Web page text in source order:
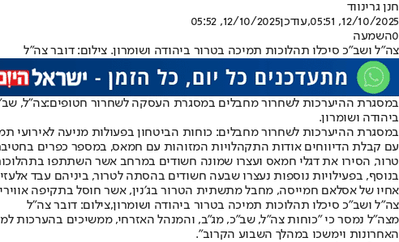
חנן גרינווד
12/10/2025, 05:51
,עודכן12/10/2025, 05:52
0השמעה
צה"ל ושב"כ סיכלו תהלוכות תמיכה בטרור ביהודה ושומרון. צילום: דובר צה"ל
במסגרת ההיערכות לשחרור מחבלים במסגרת העסקה לשחרור חטופים:צה״ל,
ביהודה ושומרון.
במסגרת ההיערכות לשחרור מחבלים: כוחות הביטחון בפעולות מניעה לאירועי
עם קבלת הדיווחים אודות התקהלויות המזוהות עם חמאס, במספר כפרים בחטיבת
טרור, הסירו את דגלי חמאס ועצרו שמונה חשודים במרחב אשר השתתפו
בנוסף, בפעילויות נוספות נעצרו שבעה חשודים בהסתה לטרור, ביניהם עבד
אחיו של אסלאם חמייסה, מחבל מתשתית הטרור בג׳נין, אשר חוסל בתקיפה אווירית ב-17
צה"ל ושב"כ סיכלו תהלוכות תמיכה בטרור ביהודה ושומרון,צילום: דובר צה"ל
מצה"ל נמסר כי "כוחות צה״ל, שב״כ, מג״ב, והמנהל האזרחי, ממשיכים בהערכות
האחרונות וימשכו במהלך השבוע הקרוב".